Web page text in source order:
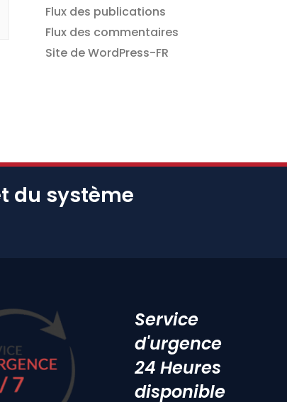
Flux des publications
Flux des commentaires
Site de WordPress-FR
du système
Service
d'urgence
24 Heures
disponible